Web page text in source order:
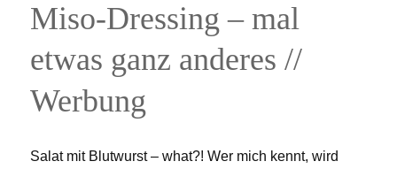
Miso-Dressing – mal
etwas ganz anderes //
Werbung
Salat mit Blutwurst – what?! Wer mich kennt, wird